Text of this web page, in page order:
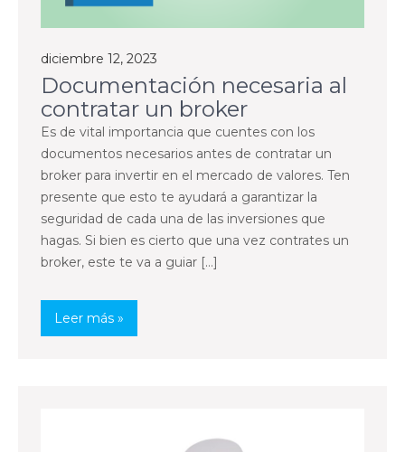
diciembre 12, 2023
Documentación necesaria al
contratar un broker
Es de vital importancia que cuentes con los
documentos necesarios antes de contratar un
broker para invertir en el mercado de valores. Ten
presente que esto te ayudará a garantizar la
seguridad de cada una de las inversiones que
hagas. Si bien es cierto que una vez contrates un
broker, este te va a guiar […]
Leer más »